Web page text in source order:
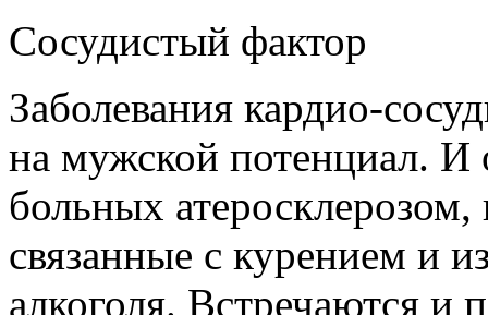
Сосудистый фактор
Заболевания кардио-
на мужской потенциал. И
больных
связанные с курением и
алкоголя. Встречаются и